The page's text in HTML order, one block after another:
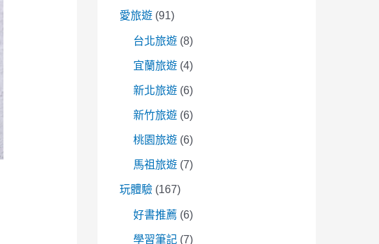
愛旅遊 (91)
台北旅遊 (8)
宜蘭旅遊 (4)
新北旅遊 (6)
新竹旅遊 (6)
桃園旅遊 (6)
馬祖旅遊 (7)
玩體驗 (167)
好書推薦 (6)
學習筆記 (7)